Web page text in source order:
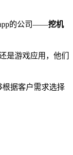
app的公司——挖机
是游戏应用，他们
据客户需求选择